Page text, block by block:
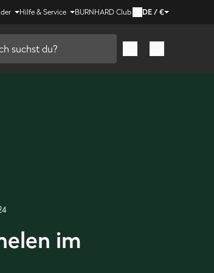
Hilfe & Service BURNHARD Club DE/€
suchst du?
im